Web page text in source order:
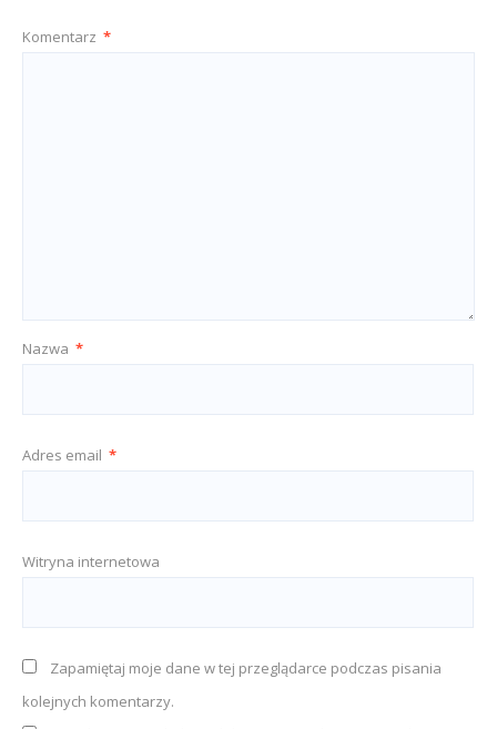
Komentarz *
Nazwa *
Adres email *
Witryna internetowa
Zapamiętaj moje dane w tej przeglądarce podczas pisania
kolejnych komentarzy.